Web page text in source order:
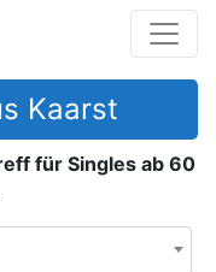
Kaarst
für Singles ab 60